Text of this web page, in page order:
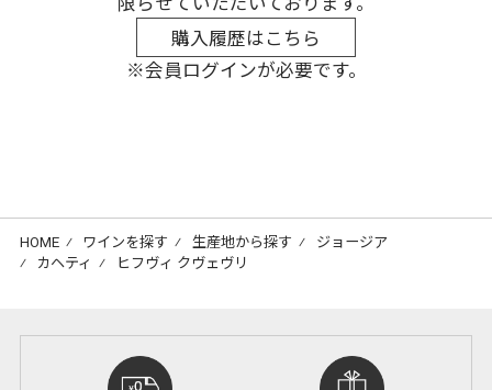
購入履歴はこちら
※会員ログインが必要です。
HOME ⁄ ワインを探す ⁄ 生産地から探す ⁄ ジョージア
⁄ カヘティ ⁄ ヒフヴィ クヴェヴリ